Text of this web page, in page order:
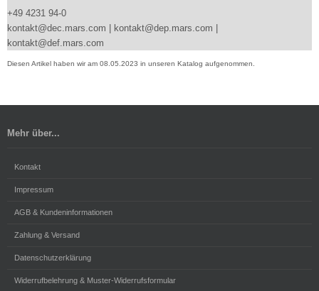
+49 4231 94-0
kontakt@dec.mars.com | kontakt@dep.mars.com |
kontakt@def.mars.com
Diesen Artikel haben wir am 08.05.2023 in unseren Katalog aufgenommen.
Mehr über...
Kontakt
Impressum
AGB & Kundeninformationen
Zahlung & Versand
Datenschutzerklärung
Widerrufbelehrung & Muster-Widerrufsformular